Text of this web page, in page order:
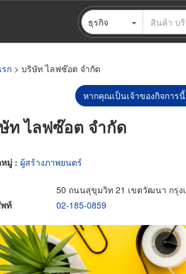
ธุรกิจ
ก > บริษัท ไลฟซ๊อต จำกัด
หากคุณเป็นเจ้าของกิจการ
ท ไลฟซ๊อต จำกัด
มู่ : ผู้สร้างภาพยนตร์
50 ถนนสุขุมวิท 21 เขตวัฒนา กรุง
ท์
02-185-0859